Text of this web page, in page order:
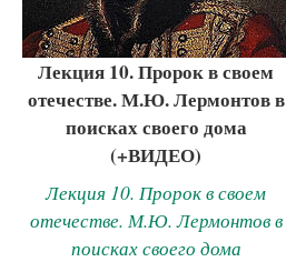
Лекция 10. Пророк в своем
отечестве. М.Ю. Лермонтов в
поисках своего дома
(+ВИДЕО)
Лекция 10. Пророк в своем
отечестве. М.Ю. Лермонтов в
поисках своего дома